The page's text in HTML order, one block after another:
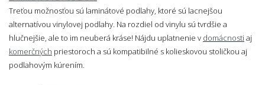
Treťou možnosťou sú laminátové podlahy, ktoré sú lacnejšou
alternatívou vinylovej podlahy. Na rozdiel od vinylu sú tvrdšie a
hlučnejšie, ale to im neuberá kráse! Nájdu uplatnenie v domácnosti aj
komerčných priestoroch a sú kompatibilné s kolieskovou stoličkou aj
podlahovým kúrením.